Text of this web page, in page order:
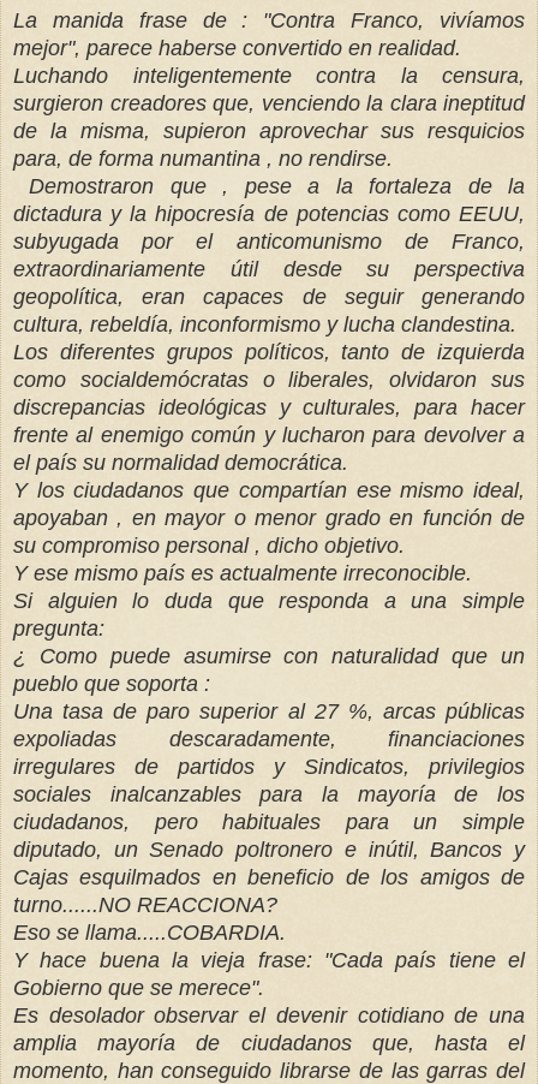
La manida frase de : "Contra Franco, vivíamos
mejor", parece haberse convertido en realidad.
Luchando inteligentemente contra la censura,
surgieron creadores que, venciendo la clara ineptitud
de la misma, supieron aprovechar sus resquicios
para, de forma numantina , no rendirse.
Demostraron que , pese a la fortaleza de la
dictadura y la hipocresía de potencias como EEUU,
subyugada por el anticomunismo de Franco,
extraordinariamente útil desde su perspectiva
geopolítica, eran capaces de seguir generando
cultura, rebeldía, inconformismo y lucha clandestina.
Los diferentes grupos políticos, tanto de izquierda
como socialdemócratas o liberales, olvidaron sus
discrepancias ideológicas y culturales, para hacer
frente al enemigo común y lucharon para devolver a
el país su normalidad democrática.
Y los ciudadanos que compartían ese mismo ideal,
apoyaban , en mayor o menor grado en función de
su compromiso personal , dicho objetivo.
Y ese mismo país es actualmente irreconocible.
Si alguien lo duda que responda a una simple
pregunta:
¿ Como puede asumirse con naturalidad que un
pueblo que soporta :
Una tasa de paro superior al 27 %, arcas públicas
expoliadas descaradamente, financiaciones
irregulares de partidos y Sindicatos, privilegios
sociales inalcanzables para la mayoría de los
ciudadanos, pero habituales para un simple
diputado, un Senado poltronero e inútil, Bancos y
Cajas esquilmados en beneficio de los amigos de
turno......NO REACCIONA?
Eso se llama.....COBARDIA.
Y hace buena la vieja frase: "Cada país tiene el
Gobierno que se merece".
Es desolador observar el devenir cotidiano de una
amplia mayoría de ciudadanos que, hasta el
momento, han conseguido librarse de las garras del